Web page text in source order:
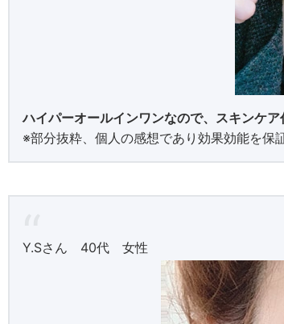
ハイパーオールインワンなので、スキンケ
※部分抜粋、個人の感想であり効果効能を保
Y.Sさん 40代 女性